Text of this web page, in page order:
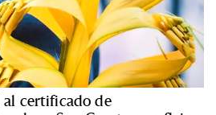
al certificado de